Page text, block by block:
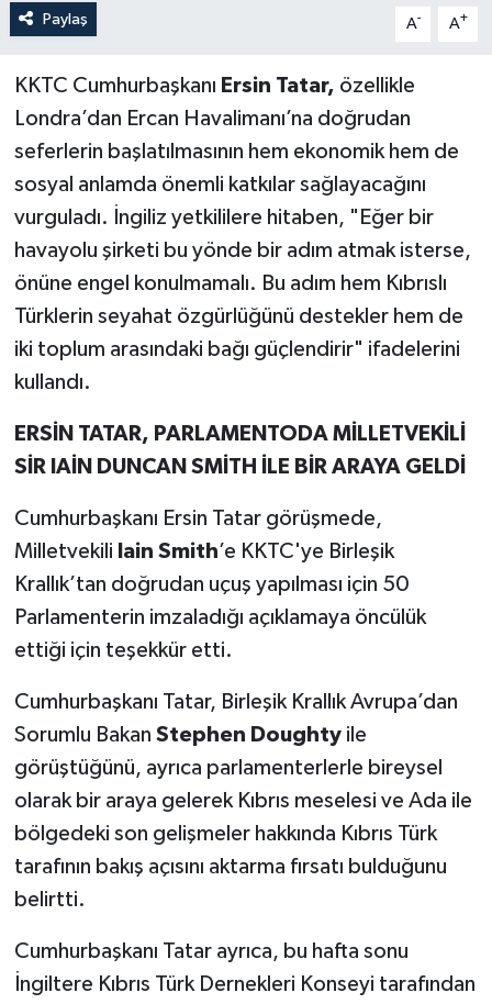
Paylaş A- A+
KKTC Cumhurbaşkanı Ersin Tatar, özellikle
Londra’dan Ercan Havalimanı’na doğrudan
seferlerin başlatılmasının hem ekonomik hem de
sosyal anlamda önemli katkılar sağlayacağını
vurguladı. İngiliz yetkililere hitaben, "Eğer bir
havayolu şirketi bu yönde bir adım atmak isterse,
önüne engel konulmamalı. Bu adım hem Kıbrıslı
Türklerin seyahat özgürlüğünü destekler hem de
iki toplum arasındaki bağı güçlendirir" ifadelerini
kullandı.
ERSİN TATAR, PARLAMENTODA MİLLETVEKİLİ
SİR IAİN DUNCAN SMİTH İLE BİR ARAYA GELDİ
Cumhurbaşkanı Ersin Tatar görüşmede,
Milletvekili Iain Smith’e KKTC'ye Birleşik
Krallık’tan doğrudan uçuş yapılması için 50
Parlamenterin imzaladığı açıklamaya öncülük
ettiği için teşekkür etti.
Cumhurbaşkanı Tatar, Birleşik Krallık Avrupa’dan
Sorumlu Bakan Stephen Doughtyile
görüştüğünü, ayrıca parlamenterlerle bireysel
olarak bir araya gelerek Kıbrıs meselesi ve Ada ile
bölgedeki son gelişmeler hakkında Kıbrıs Türk
tarafının bakış açısını aktarma fırsatı bulduğunu
belirtti.
Cumhurbaşkanı Tatar ayrıca, bu hafta sonu
İngiltere Kıbrıs Türk Dernekleri Konseyi tarafından